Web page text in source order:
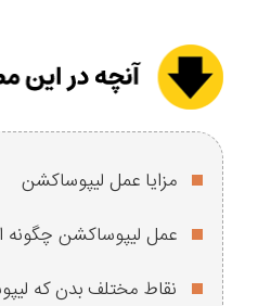
مزایا عمل لیپوساکشن
عمل لیپوساکشن چگونه
نقاط مختلف بدن که